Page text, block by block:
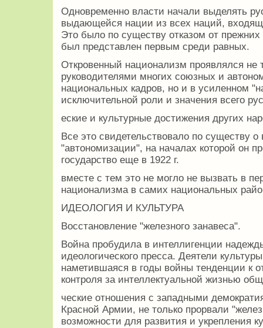
Одновременно власти начали выделять
выдающейся нации из всех наций,
Это было по существу отказом от
был представлен первым среди равных.
Откровенный национализм проявлялся не
руководителями многих союзных и
национальных кадров, но и в усиленном
исключительной роли и значения всего
еские и культурные достижения других
Все это свидетельствовало по существу
"автономизации", на началах которой он
государство еще в 1922 г.
вместе с тем это не могло не вызвать в
национализма в самих национальных
ИДЕОЛОГИЯ И КУЛЬТУРА
Восстановление "железного занавеса".
Война пробудила в интеллигенции
идеологического пресса. Деятели
наметившаяся в годы войны тенденции к
контроля за интеллектуальной жизнью
ческие отношения с западными
Красной Армии, не только прорвали
возможности для развития и укрепления